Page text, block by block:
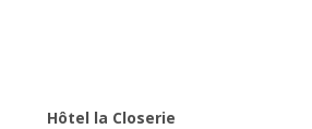
Hôtel la Closerie